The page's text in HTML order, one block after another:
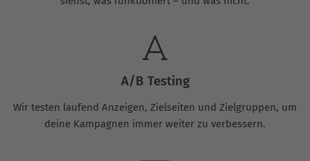
A/B Testing
Wir testen laufend Anzeigen, Zielseiten und Zielgruppen, um
deine Kampagnen immer weiter zu verbessern.